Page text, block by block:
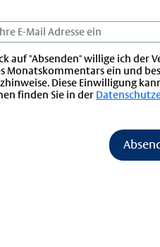
auf "Absenden" willige ich der
Monatskommentars ein und
Diese Einwilligung
finden Sie in der